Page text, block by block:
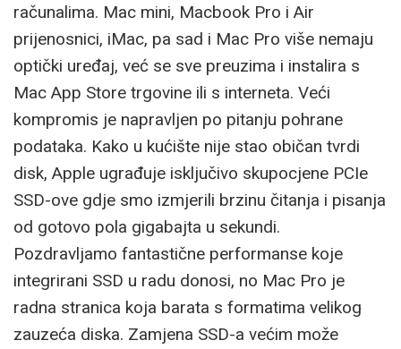
računalima. Mac mini, Macbook Pro i Air
prijenosnici, iMac, pa sad i Mac Pro više nemaju
optički uređaj, već se sve preuzima i instalira s
Mac App Store trgovine ili s interneta. Veći
kompromis je napravljen po pitanju pohrane
podataka. Kako u kućište nije stao običan tvrdi
disk, Apple ugrađuje isključivo skupocjene PCIe
SSD-ove gdje smo izmjerili brzinu čitanja i pisanja
od gotovo pola gigabajta u sekundi.
Pozdravljamo fantastične performanse koje
integrirani SSD u radu donosi, no Mac Pro je
radna stranica koja barata s formatima velikog
zauzeća diska. Zamjena SSD-a većim može